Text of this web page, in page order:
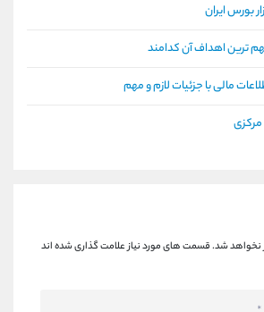
بورس ایران
ترین اهداف آن کدامند
مالی با جزئیات لازم و مهم
مرکزی
نخواهد شد.قسمت های مورد نیاز علامت گذاری شده اند